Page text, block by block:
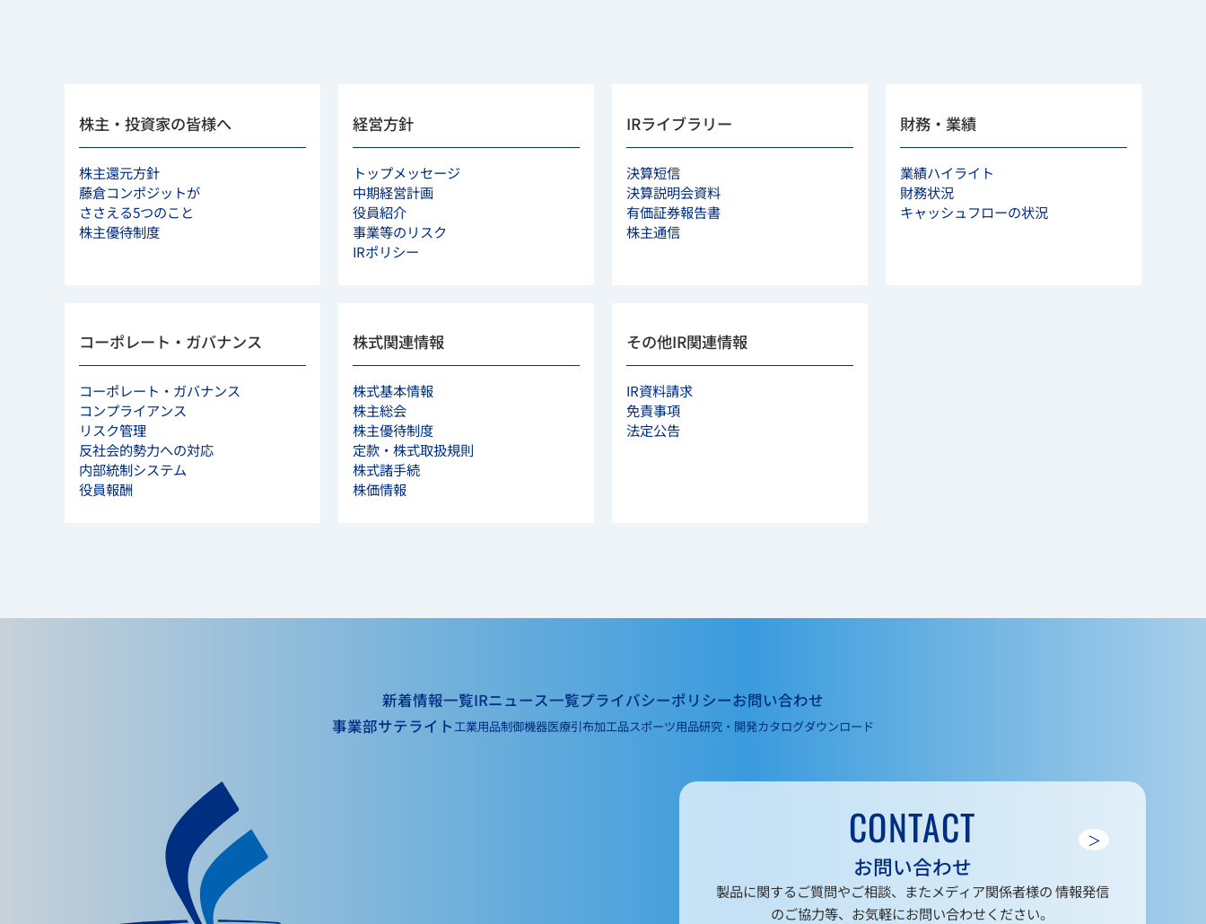
株主・投資家の皆様へ
株主還元方針
藤倉コンポジットが
ささえる5つのこと
株主優待制度
経営方針
トップメッセージ
中期経営計画
役員紹介
事業等のリスク
IRポリシー
IRライブラリー
決算短信
決算説明会資料
有価証券報告書
株主通信
財務・業績
業績ハイライト
財務状況
キャッシュフローの状況
コーポレート・ガバナンス
コーポレート・ガバナンス
コンプライアンス
リスク管理
反社会的勢力への対応
内部統制システム
役員報酬
株式関連情報
株式基本情報
株主総会
株主優待制度
定款・株式取扱規則
株式諸手続
株価情報
その他IR関連情報
IR資料請求
免責事項
法定公告
新着情報一覧IRニュース一覧プライバシーポリシーお問い合わせ
事業部サテライト 工業用品制御機器医療引布加工品スポーツ用品研究・開発カタログダウンロード
CONTACT
お問い合わせ
＞
製品に関するご質問やご相談、またメディア関係者様の 情報発信
のご協力等、お気軽にお問い合わせください。